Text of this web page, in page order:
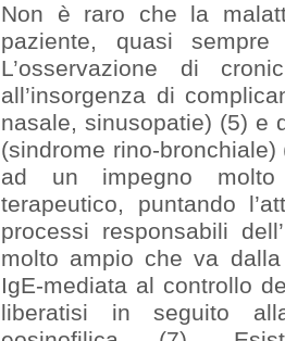
Non è raro che la
paziente, quasi
L’osservazione di
all’insorgenza di
nasale, sinusopatie) (5) e
(sindrome rino-
ad un impegno molto
terapeutico, puntando
processi responsabili
molto ampio che va
IgE-mediata al controllo
liberatisi in seguito